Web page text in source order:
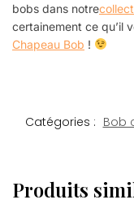
bobs dans notre
certainement ce qu’il
Chapeau Bob !
Catégories : Bob
Produits